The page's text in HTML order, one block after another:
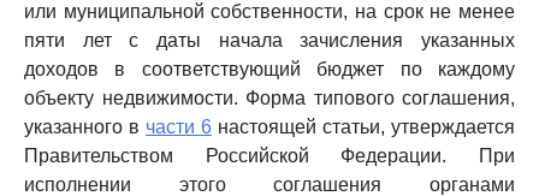
или муниципальной собственности, на срок не менее
пяти лет с даты начала зачисления указанных
доходов в соответствующий бюджет по каждому
объекту недвижимости. Форма типового соглашения,
указанного в части 6 настоящей статьи, утверждается
Правительством Российской Федерации. При
исполнении этого соглашения органами